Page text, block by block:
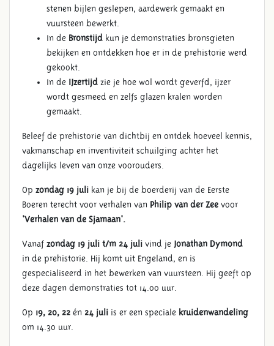
stenen bijlen geslepen, aardewerk gemaakt en
vuursteen bewerkt.
In de Bronstijd kun je demonstraties bronsgieten
bekijken en ontdekken hoe er in de prehistorie werd
gekookt.
In de IJzertijd zie je hoe wol wordt geverfd, ijzer
wordt gesmeed en zelfs glazen kralen worden
gemaakt.
Beleef de prehistorie van dichtbij en ontdek hoeveel kennis,
vakmanschap en inventiviteit schuilging achter het
dagelijks leven van onze voorouders.
Op zondag 19 juli kan je bij de boerderij van de Eerste
Boeren terecht voor verhalen van Philip van der Zee voor
'Verhalen van de Sjamaan'.
Vanaf zondag 19 juli t/m 24 juli vind je Jonathan Dymond
in de prehistorie. Hij komt uit Engeland, en is
gespecialiseerd in het bewerken van vuursteen. Hij geeft op
deze dagen demonstraties tot 14.00 uur.
Op 19, 20, 22 én 24 juli is er een speciale kruidenwandeling
om 14.30 uur.